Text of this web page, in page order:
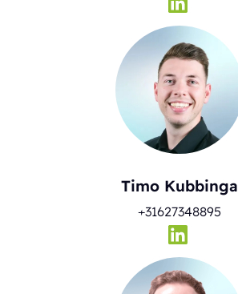
Timo Kubbinga
+31627348895